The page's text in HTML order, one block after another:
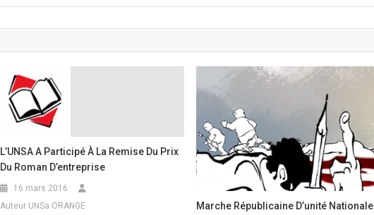
L’UNSA A Participé À La Remise Du Prix
Du Roman D’entreprise
16 mars 2016
Auteur UNSa ORANGE
Marche Républicaine D’unité Nationale